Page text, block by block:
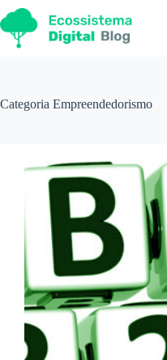
Pular
para
o
conteúdo
Categoria Empreendedorismo